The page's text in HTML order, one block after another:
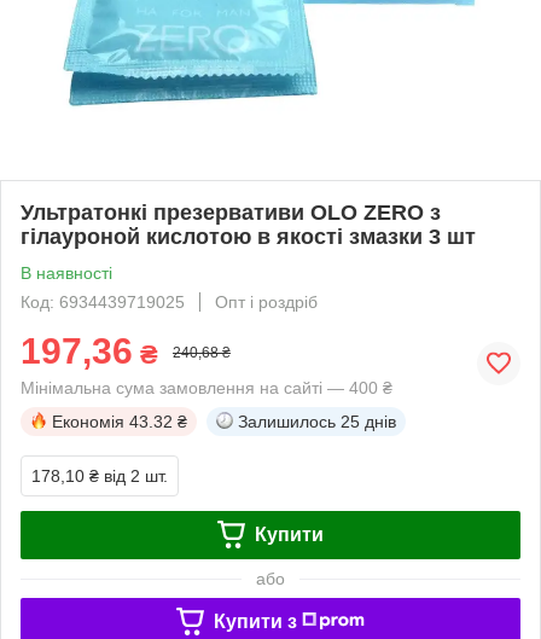
Ультратонкі презервативи OLO ZERO з
гілауроной кислотою в якості змазки 3 шт
В наявності
Код: 6934439719025
Опт і роздріб
197,36 ₴ 240,68 ₴
Мінімальна сума замовлення на сайті — 400 ₴
Економія 43.32 ₴ Залишилось 25 днів
178,10 ₴ від 2 шт.
Купити
або
Купити з